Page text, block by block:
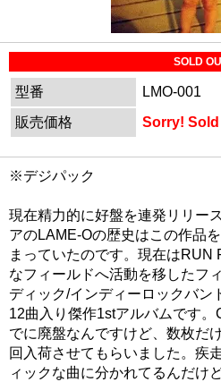
SOLD
型番
LMO-001
販売価格
Sorry!
※デジパック
現在精力的に好盤を連発リリー
アのLAME-Oの歴史はこの作品
まっていたのです。現在はRUN
なフィールドへ活動を移したフ
ディック/インディーロックバ
12曲入り傑作1stアルバムです
でに廃盤なんですけど、数枚だ
回入荷させてもらいました。疾
ィックな曲に分かれてるんだけ